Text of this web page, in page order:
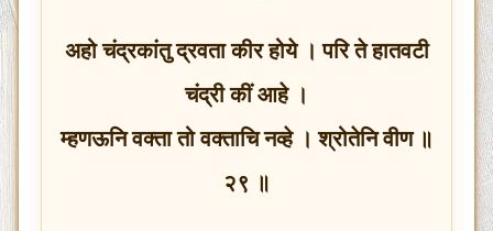
अहो चंद्रकांतु द्रवता कीर होये । परि ते हातवटी
चंद्री कीं आहे ।
म्हणऊनि वक्ता तो वक्ताचि नव्हे । श्रोतेनि वीण ॥
२९ ॥